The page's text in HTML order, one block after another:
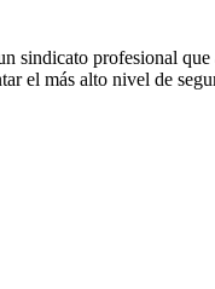
sindicato profesional
el más alto nivel de